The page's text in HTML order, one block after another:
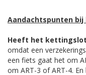
Aandachtspunten bij
Heeft het kettingslot
omdat een
een fiets gaat het om
om ART-3 of ART-4.